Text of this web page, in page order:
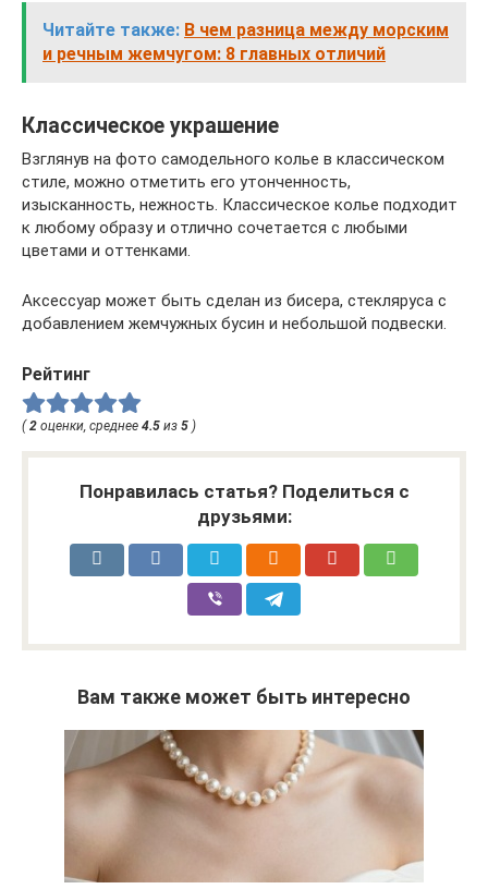
Читайте также: В чем разница между морским
и речным жемчугом: 8 главных отличий
Классическое украшение
Взглянув на фото самодельного колье в классическом
стиле, можно отметить его утонченность,
изысканность, нежность. Классическое колье подходит
к любому образу и отлично сочетается с любыми
цветами и оттенками.
Аксессуар может быть сделан из бисера, стекляруса с
добавлением жемчужных бусин и небольшой подвески.
Рейтинг
(2 оценки, среднее 4.5 из 5 )
Понравилась статья? Поделиться с
друзьями:
Вам также может быть интересно